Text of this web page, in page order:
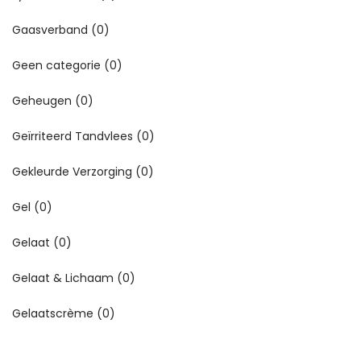
Gaasverband (0)
Geen categorie (0)
Geheugen (0)
Geïrriteerd Tandvlees (0)
Gekleurde Verzorging (0)
Gel (0)
Gelaat (0)
Gelaat & Lichaam (0)
Gelaatscrème (0)